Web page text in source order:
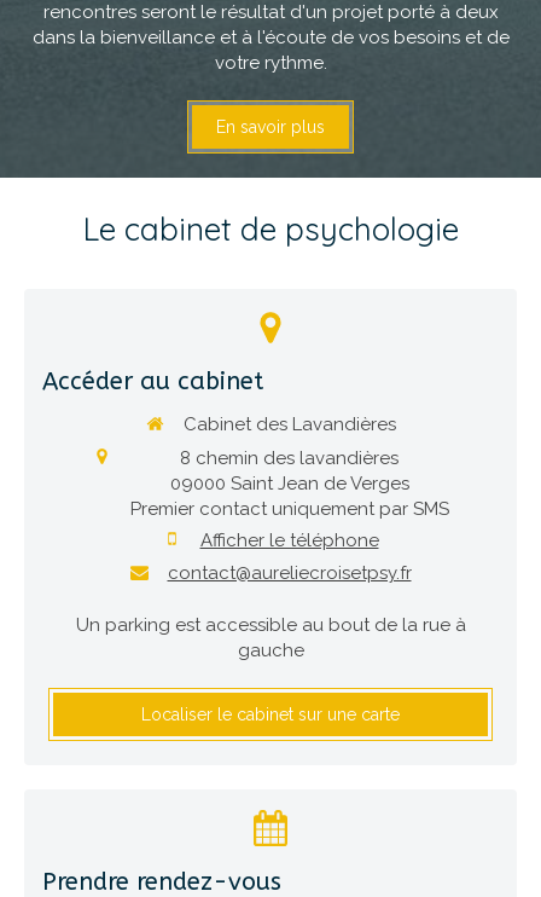
rencontres seront le résultat d'un projet porté à deux
dans la bienveillance et à l'écoute de vos besoins et de
votre rythme.
En savoir plus
Le cabinet de psychologie
Accéder au cabinet
Cabinet des Lavandières
8 chemin des lavandières
09000 Saint Jean de Verges
Premier contact uniquement par SMS
Afficher le téléphone
contact@aureliecroisetpsy.fr
Un parking est accessible au bout de la rue à
gauche
Localiser le cabinet sur une carte
Prendre rendez-vous